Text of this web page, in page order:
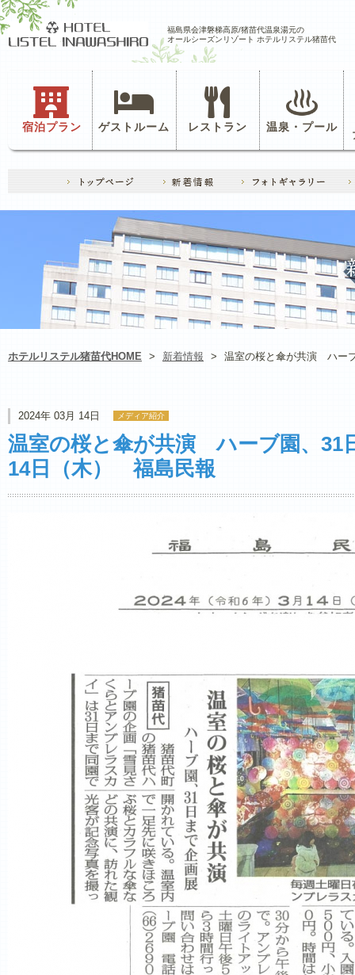
福島県会津磐梯高原/猪苗代温泉湯元の
オールシーズンリゾート ホテルリステル猪苗代
宿泊プラン ゲストルーム レストラン 温泉・プール
ホテルリステル猪苗代HOME > 新着情報 > 温室の桜と傘が共演 ハー
2024年 03月 14日 メディア紹介
温室の桜と傘が共演 ハーブ園、31
14日（木） 福島民報